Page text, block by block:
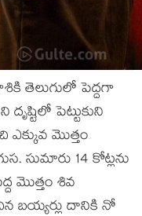
తెలుగులో పెద్దగా
పెట్టుకుని
మొత్తం
సుమారు 14 కోట్లను
మొత్తం శివ
బయ్యర్లు దానికి నో